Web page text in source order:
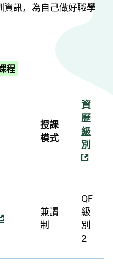
訊，為自己做好職學
程
授課
模式
資
歷
級
別
兼讀
制
QF
級
別
2